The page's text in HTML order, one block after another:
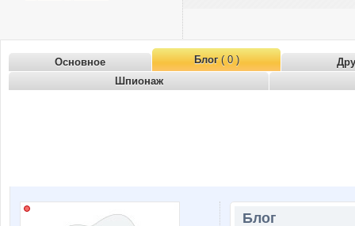
Основное Блог( 0 )
Шпионаж
Блог